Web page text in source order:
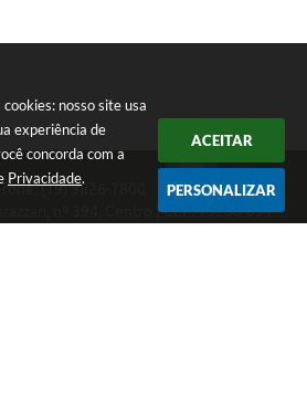
nosso site usa
experiência de
concorda com a
Privacidade.
ACEITAR
PERSONALIZAR
(19) 3826-7800
nº 394, Centro | CEP: 13280-091